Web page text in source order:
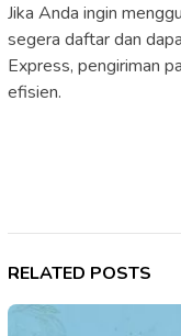
Jika Anda ingin
segera daftar dan
Express, pengiriman
efisien.
RELATED POSTS